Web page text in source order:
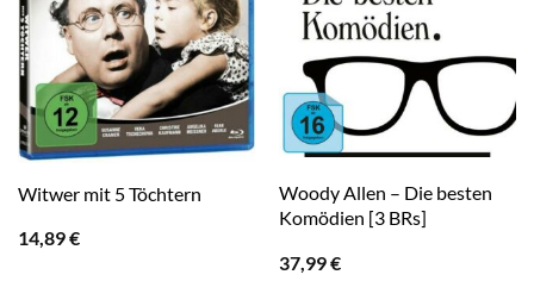
Witwer mit 5 Töchtern
14,89€
Woody Allen – Die besten
Komödien [3 BRs]
37,99€